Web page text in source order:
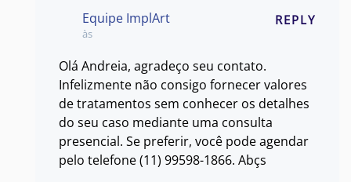
Equipe ImplArt
às
REPLY
Olá Andreia, agradeço seu contato.
Infelizmente não consigo fornecer valores
de tratamentos sem conhecer os detalhes
do seu caso mediante uma consulta
presencial. Se preferir, você pode agendar
pelo telefone (11) 99598-1866. Abçs